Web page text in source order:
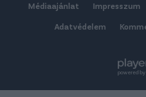
Médiaajánlat Impresszum
Adatvédelem
powered by